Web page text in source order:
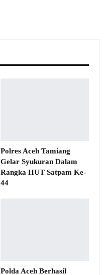
Polres Aceh Tamiang
Gelar Syukuran Dalam
Rangka HUT Satpam Ke-
44
Polda Aceh Berhasil